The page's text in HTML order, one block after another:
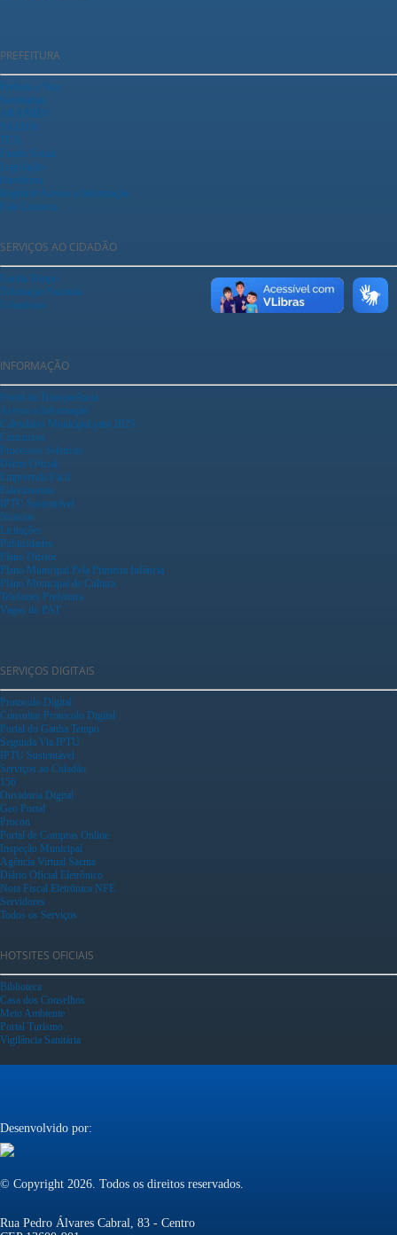
PREFEITURA
Prefeito e Vice
Secretarias
ARAPREV
SAEMA
TCA
Fundo Social
Legislação
Ouvidoria
Registrar Acesso a Informação
Fale Conosco
SERVIÇOS AO CIDADÃO
Ganha Tempo
Tributação Fazenda
Urbanismo
INFORMAÇÃO
Portal da Transparência
Acesso a Informação
Calendário Municipal para 2025
Concursos
Processos Seletivos
Diário Oficial
Empreenda Fácil
Falecimentos
IPTU Sustentável
Notícias
Licitações
Publicidades
Plano Diretor
Plano Municipal Pela Primeira Infância
Plano Municipal de Cultura
Telefones Prefeitura
Vagas do PAT
SERVIÇOS DIGITAIS
Protocolo Digital
Consultar Protocolo Digital
Portal do Ganha Tempo
Segunda Via IPTU
IPTU Sustentável
Serviços ao Cidadão
156
Ouvidoria Digital
Geo Portal
Procon
Portal de Compras Online
Inspeção Municipal
Agência Virtual Saema
Diário Oficial Eletrônico
Nota Fiscal Eletrônica NFE
Servidores
Todos os Serviços
HOTSITES OFICIAIS
Biblioteca
Casa dos Conselhos
Meio Ambiente
Portal Turismo
Vigilância Sanitária
Desenvolvido por:
© Copyright 2026. Todos os direitos reservados.
Rua Pedro Álvares Cabral, 83 - Centro